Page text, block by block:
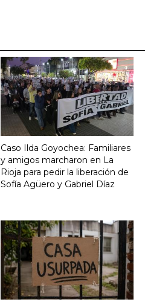
Caso Ilda Goyochea: Familiares
y amigos marcharon en La
Rioja para pedir la liberación de
Sofía Agüero y Gabriel Díaz